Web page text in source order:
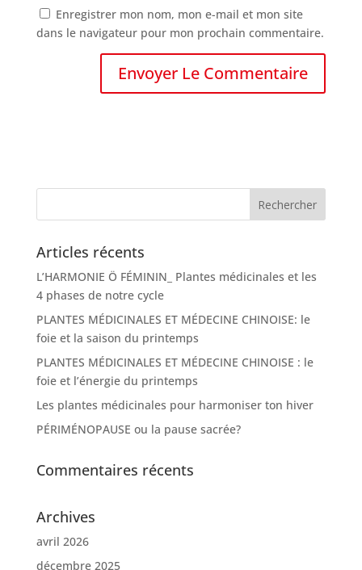
Enregistrer mon nom, mon e-mail et mon site
dans le navigateur pour mon prochain commentaire.
Articles récents
L’HARMONIE Ö FÉMININ_ Plantes médicinales et les
4 phases de notre cycle
PLANTES MÉDICINALES ET MÉDECINE CHINOISE: le
foie et la saison du printemps
PLANTES MÉDICINALES ET MÉDECINE CHINOISE : le
foie et l’énergie du printemps
Les plantes médicinales pour harmoniser ton hiver
PÉRIMÉNOPAUSE ou la pause sacrée?
Commentaires récents
Archives
avril 2026
décembre 2025